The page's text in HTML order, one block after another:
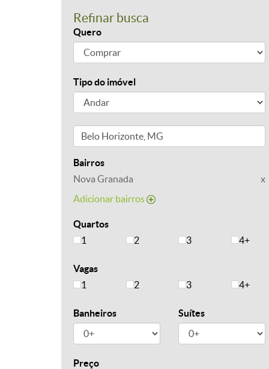
Refinar busca
Quero
Tipo do imóvel
Bairros
Nova Granada
x
Adicionar bairros
Quartos
1
2 3 4+
Vagas
1
2 3 4+
Banheiros Suítes
Preço